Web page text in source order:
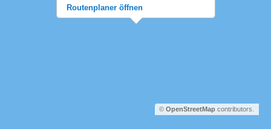
Routenplaner öffnen
©OpenStreetMap contributors.